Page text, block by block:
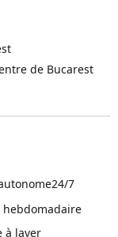
de Bucarest
7
hebdomadaire
à laver